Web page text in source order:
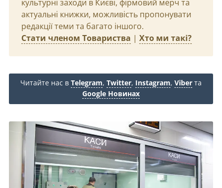
культурні заходи в Києві, фірмовий мерч та
актуальні книжки, можливість пропонувати
редакції теми та багато іншого.
Стати членом Товариства | Хто ми такі?
Читайте нас в Telegram, Twitter, Instagram, Viber та
Google Новинах